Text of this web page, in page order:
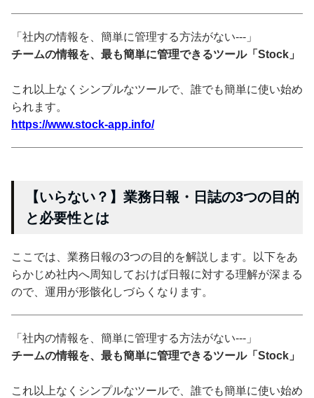
「社内の情報を、簡単に管理する方法がない---」
チームの情報を、最も簡単に管理できるツール「Stock」
これ以上なくシンプルなツールで、誰でも簡単に使い始め
られます。
https://www.stock-app.info/
【いらない？】業務日報・日誌の3つの目的
と必要性とは
ここでは、業務日報の3つの目的を解説します。以下をあ
らかじめ社内へ周知しておけば日報に対する理解が深まる
ので、運用が形骸化しづらくなります。
「社内の情報を、簡単に管理する方法がない---」
チームの情報を、最も簡単に管理できるツール「Stock」
これ以上なくシンプルなツールで、誰でも簡単に使い始め